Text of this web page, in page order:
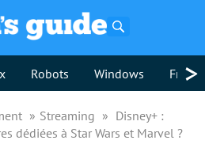
Robots Windows >
Streaming
Disney+ :
dédiées à Star Wars et Marvel ?